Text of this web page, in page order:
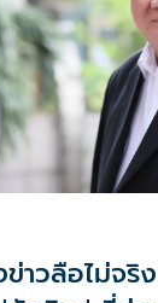
าวลือไม่จริ